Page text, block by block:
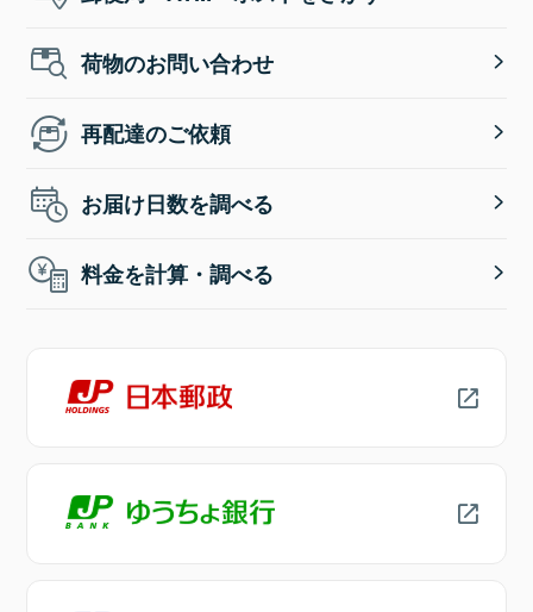
荷物のお問い合わせ
再配達のご依頼
お届け日数を調べる
料金を計算・調べる